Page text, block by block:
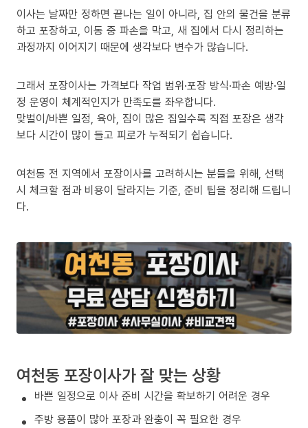
이사는 날짜만 정하면 끝나는 일이 아니라, 집 안의 물건을 분류
하고 포장하고, 이동 중 파손을 막고, 새 집에서 다시 정리하는
과정까지 이어지기 때문에 생각보다 변수가 많습니다.
그래서 포장이사는 가격보다 작업 범위·포장 방식·파손 예방·일
정 운영이 체계적인지가 만족도를 좌우합니다.
맞벌이/바쁜 일정, 육아, 짐이 많은 집일수록 직접 포장은 생각
보다 시간이 많이 들고 피로가 누적되기 쉽습니다.
여천동 전 지역에서 포장이사를 고려하시는 분들을 위해, 선택
시 체크할 점과 비용이 달라지는 기준, 준비 팁을 정리해 드립니
다.
여천동 포장이사가 잘 맞는 상황
바쁜 일정으로 이사 준비 시간을 확보하기 어려운 경우
주방 용품이 많아 포장과 완충이 꼭 필요한 경우